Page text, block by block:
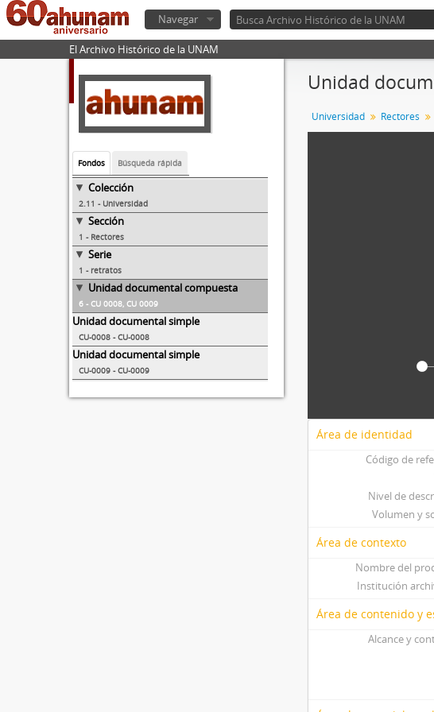
Navegar
El Archivo Histórico de la UNAM
Fondos Búsqueda rápida
Colección
2.11 - Universidad
Sección
1 - Rectores
Serie
1 - retratos
Unidad documental compuesta
6 - CU 0008, CU 0009
Unidad documental simple
CU-0008 - CU-0008
Unidad documental simple
CU-0009 - CU-0009
Unidad
Universidad Rectores
Área de identidad
Código de
Nivel de
Volumen y
Área de contexto
Nombre del
Institución
Área de contenido y
Alcance y